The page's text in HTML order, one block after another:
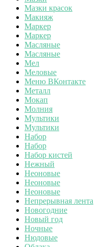
Мазки красок
Макияж
Маркер
Маркер
Масляные
Масляные
Мел
Меловые
Меню ВКонтакте
Металл
Мокап
Молния
Мультики
Мультики
Набор
Набор
Набор кистей
Нежный
Неоновые
Неоновые
Неоновые
Непрерывная лента
Новогодние
Новый год
Ночные
Нюдовые